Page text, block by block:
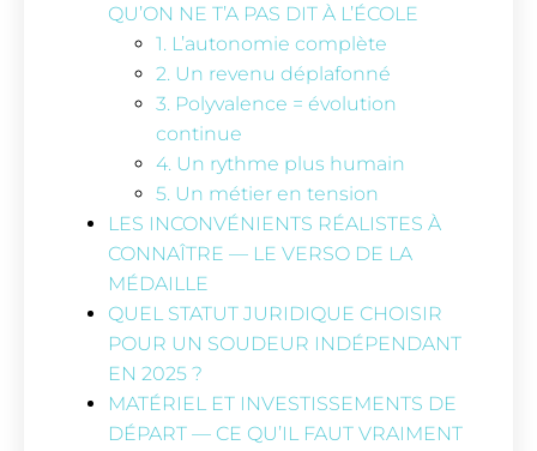
QU’ON NE T’A PAS DIT À L’ÉCOLE
1. L’autonomie complète
2. Un revenu déplafonné
3. Polyvalence = évolution
continue
4. Un rythme plus humain
5. Un métier en tension
LES INCONVÉNIENTS RÉALISTES À
CONNAÎTRE — LE VERSO DE LA
MÉDAILLE
QUEL STATUT JURIDIQUE CHOISIR
POUR UN SOUDEUR INDÉPENDANT
EN 2025 ?
MATÉRIEL ET INVESTISSEMENTS DE
DÉPART — CE QU’IL FAUT VRAIMENT